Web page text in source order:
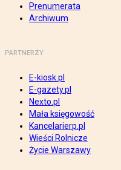
Prenumerata
Archiwum
PARTNERZY
E-kiosk.pl
E-gazety.pl
Nexto.pl
Mała księgowość
Kancelarierp.pl
Wieści Rolnicze
Życie Warszawy